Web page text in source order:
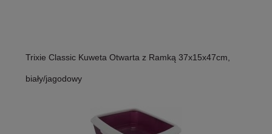
Trixie Classic Kuweta Otwarta z Ramką 37x15x47cm,
biały/jagodowy